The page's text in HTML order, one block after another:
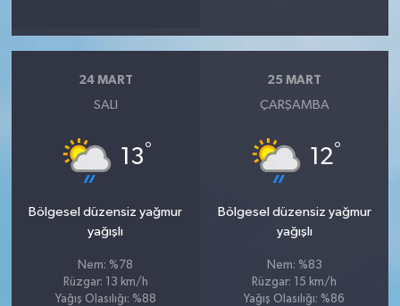
24 MART
SALI
13°
Bölgesel düzensiz yağmur
yağışlı
Nem: %78
Rüzgar: 13 km/h
Yağış Olasılığı: %88
25 MART
ÇARŞAMBA
12°
Bölgesel düzensiz yağmur
yağışlı
Nem: %83
Rüzgar: 15 km/h
Yağış Olasılığı: %86